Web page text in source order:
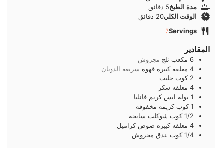
مدة الطبخ5 دقائق
دقائق
الوقت الكلي20 دقائق
دقائق
Servings
2
المقادير
6 مكعب ثلج مجروش
4 معلقه كبيره قهوة سريعه الذوبان
2 كوب حليب
4 معلقه سكر
1 بوله ايس كريم فانليا
1 كوب كريمه مخفوقه
1/2 كوب شوكلت سايحه
4 معلقه كبيره صوص كراميل
1/4 كوب بندق مجروش